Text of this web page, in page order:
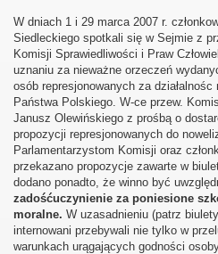
W dniach 1 i 29 marca 2007 r.
Siedleckiego spotkali się w Sejmie z
Komisji Sprawiedliwości i Praw
uznaniu za nieważne orzeczeń
osób represjonowanych za działalnośc
Państwa Polskiego. W-ce przew.
Janusz Olewińskiego z prośbą o
propozycji represjonowanych do
Parlamentarzystom Komisji oraz
przekazano propozycje zawarte w
dodano ponadto, że winno być
zadośćuczynienie za poniesione
moralne. W uzasadnieniu (patrz
internowani przebywali nie tylko w
warunkach urągających godności